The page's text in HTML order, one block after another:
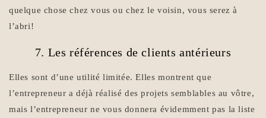
quelque chose chez vous ou chez le voisin, vous serez à
l’abri!
7. Les références de clients antérieurs
Elles sont d’une utilité limitée. Elles montrent que
l’entrepreneur a déjà réalisé des projets semblables au vôtre,
mais l’entrepreneur ne vous donnera évidemment pas la liste